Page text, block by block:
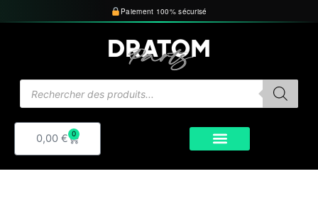
au
Paiement 100% sécurisé
de
0,00 € 0
Panier